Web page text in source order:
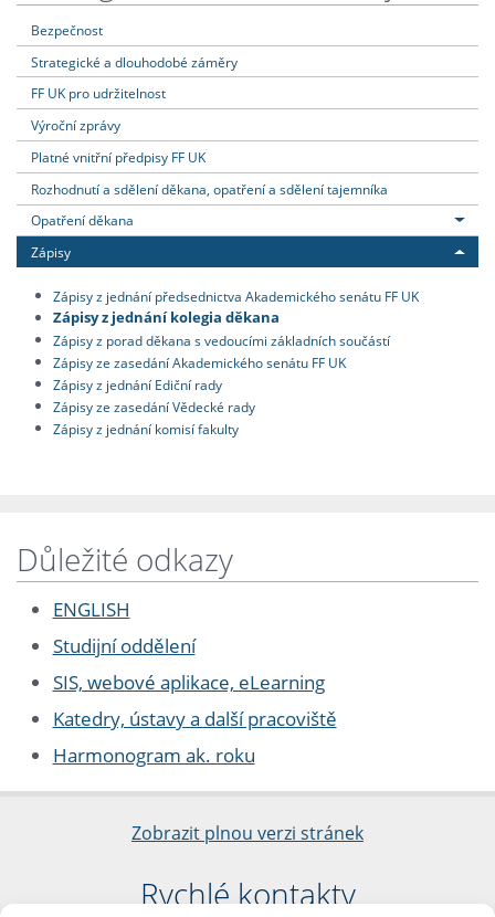
Bezpečnost
Strategické a dlouhodobé záměry
FF UK pro udržitelnost
Výroční zprávy
Platné vnitřní předpisy FF UK
Rozhodnutí a sdělení děkana, opatření a sdělení tajemníka
Opatření děkana
Zápisy
Zápisy z jednání předsednictva Akademického senátu FF UK
Zápisy z jednání kolegia děkana
Zápisy z porad děkana s vedoucími základních součástí
Zápisy ze zasedání Akademického senátu FF UK
Zápisy z jednání Ediční rady
Zápisy ze zasedání Vědecké rady
Zápisy z jednání komisí fakulty
Důležité odkazy
ENGLISH
Studijní oddělení
SIS, webové aplikace, eLearning
Katedry, ústavy a další pracoviště
Harmonogram ak. roku
Zobrazit plnou verzi stránek
Rychlé kontakty